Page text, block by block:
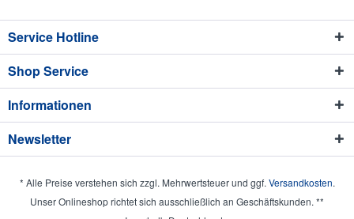
Service Hotline
Shop Service
Informationen
Newsletter
* Alle Preise verstehen sich zzgl. Mehrwertsteuer und ggf. Versandkosten.
Unser Onlineshop richtet sich ausschließlich an Geschäftskunden. **